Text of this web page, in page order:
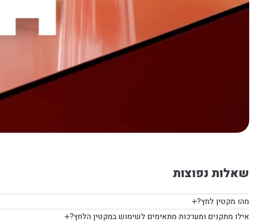
שאלות נפוצות
מהו מקטין לחץ?
אילו מתקנים ומערכות מתאימים לשימוש במקטין הלחץ?